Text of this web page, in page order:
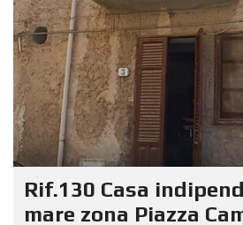
Rif.130 Casa
mare zona Piazza